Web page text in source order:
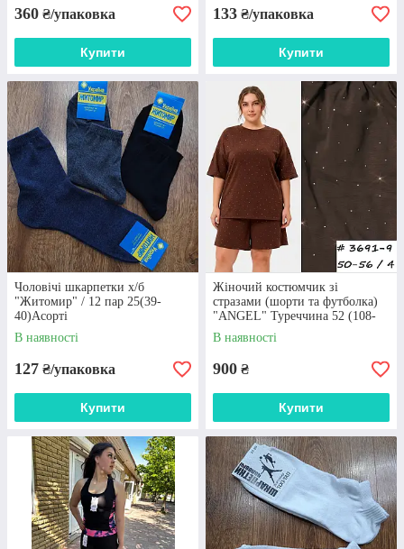
360 ₴/упаковка
Купити
133 ₴/упаковка
Купити
Чоловічі шкарпетки х/б
"Житомир" / 12 пар 25(39-
40)Асорті
В наявності
127 ₴/упаковка
Купити
Жіночий костюмчик зі
стразами (шорти та футболка)
"ANGEL" Туреччина 52 (108-
115) Шоколад
В наявності
900 ₴
Купити